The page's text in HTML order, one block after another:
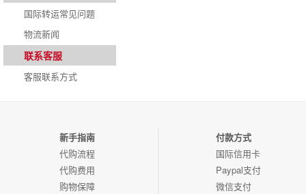
国际转运常见问题
物流新闻
联系客服
客服联系方式
新手指南
代购流程
代购费用
购物保障
付款方式
国际信用卡
Paypal支付
微信支付